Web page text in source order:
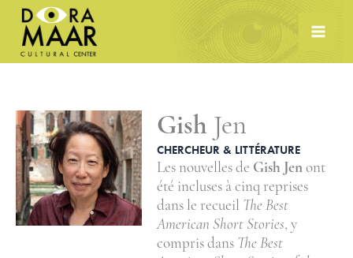
Skip
content
Gish Jen
CHERCHEUR & LITTÉRATURE
Les nouvelles de Gish Jen ont
été incluses à cinq reprises
dans le recueil The Best
American Short Stories, y
compris dans The Best